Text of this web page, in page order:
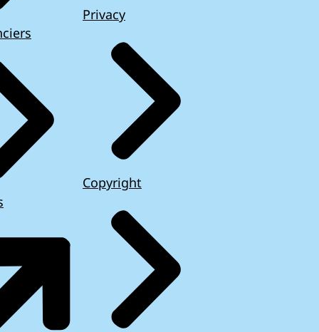
Privacy
Copyright